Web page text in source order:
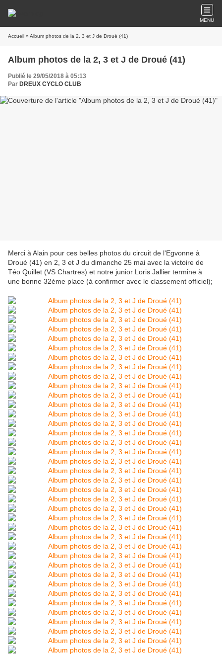
MENU
Accueil » Album photos de la 2, 3 et J de Droué (41)
Album photos de la 2, 3 et J de Droué (41)
Publié le 29/05/2018 à 05:13
Par DREUX CYCLO CLUB
Merci à Alain pour ces belles photos du circuit de l'Egvonne à
Droué (41) en 2, 3 et J du dimanche 25 mai avec la victoire de
Téo Quillet (VS Chartres) et notre junior Loris Jallier termine à
une bonne 32ème place (à confirmer avec le classement officiel);